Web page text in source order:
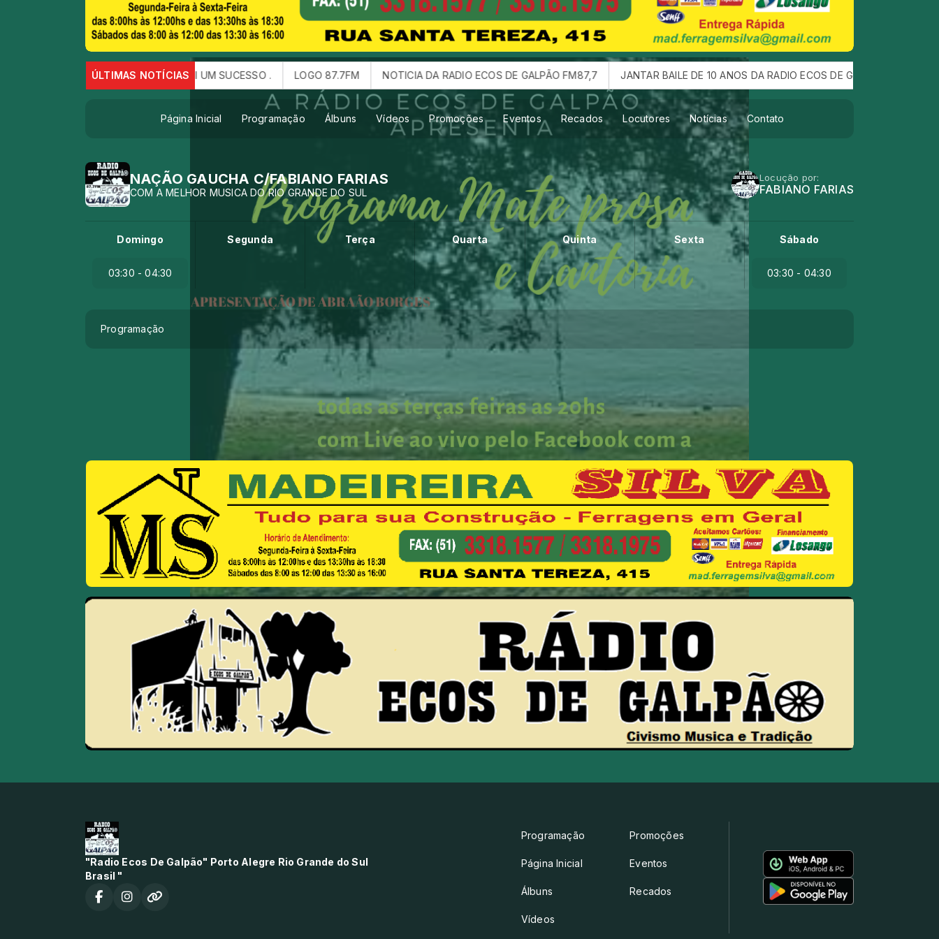
ÚLTIMAS NOTÍCIAS
DIA 10 DE AGOSTO FOI UM SUCESSO . LOGO 87.7FM NOTICIA DA RADIO ECOS DE GALPÃO FM87,7 JANTAR BAILE DE 10 ANOS DA RADIO ECOS DE GALPAO :QUE ACONTEÇEU
Página Inicial Programação Álbuns Vídeos Promoções Eventos Recados Locutores Notícias Contato
NAÇÃO GAUCHA C/FABIANO FARIAS
COM A MELHOR MUSICA DO RIO GRANDE DO SUL
Locução por:
FABIANO FARIAS
Domingo
03:30 - 04:30
Segunda Terça Quarta Quinta Sexta Sábado
03:30 - 04:30
Programação
"Radio Ecos De Galpão" Porto Alegre Rio Grande do Sul
Brasil "
Programação
Página Inicial
Álbuns
Vídeos
Promoções
Eventos
Recados